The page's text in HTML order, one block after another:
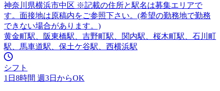
神奈川県横浜市中区 ※記載の住所と駅名は募集エリアで
す。面接地は原稿内をご参照下さい。(希望の勤務地で勤務
できない場合があります。)
黄金町駅、阪東橋駅、吉野町駅、関内駅、桜木町駅、石川町
駅、馬車道駅、保土ケ谷駅、西横浜駅
シフト
1日8時間 週3日からOK